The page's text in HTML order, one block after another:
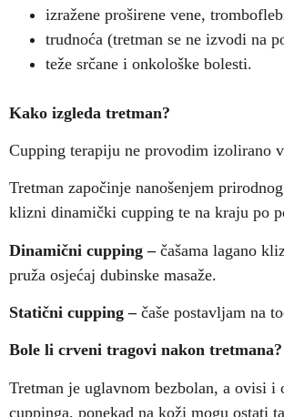
izražene proširene vene,
trudnoća (tretman se ne izvodi na
teže srčane i onkološke bolesti.
Kako izgleda tretman?
Cupping terapiju ne provodim izolirano
Tretman započinje nanošenjem
klizni dinamički cupping te na kraju po
Dinamični cupping – čašama lagano
pruža osjećaj dubinske masaže.
Statični cupping – čaše postavljam na
Bole li crveni tragovi nakon tretmana?
Tretman je uglavnom bezbolan, a ovisi
cuppinga, ponekad na koži mogu ostati